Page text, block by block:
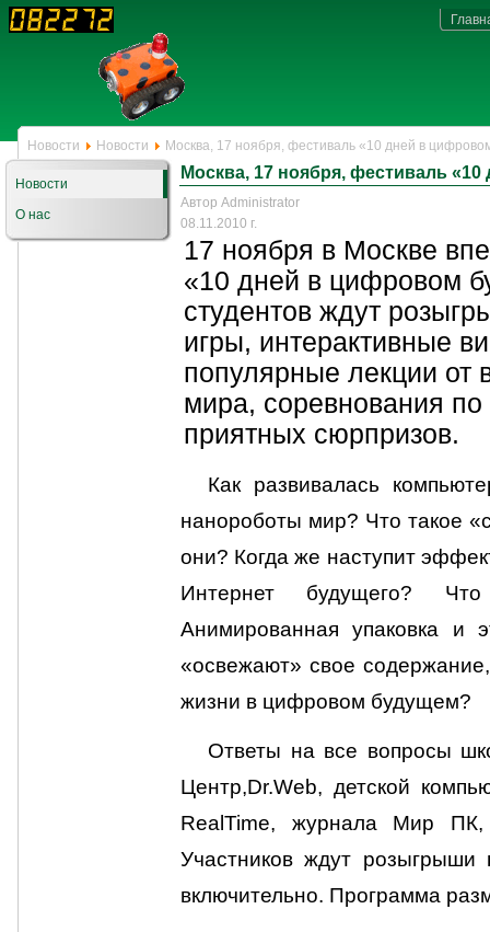
Новости Новости Москва, 17 ноября, фестиваль «10 дней в
Новости
О нас
Москва, 17 ноября, фестиваль
Автор Administrator
08.11.2010 г.
17 ноября в Москве
«10 дней в цифровом
студентов ждут
игры, интерактивные
популярные лекции от
мира, соревнования по
приятных сюрпризов.
Как развивалась
нанороботы мир? Что такое
они? Когда же наступит
Интернет будущего?
Анимированная упаковка и
«освежают» свое
жизни в цифровом будущем?
Ответы на все вопросы
Центр,Dr.Web, детской
RealTime, журнала Мир
Участников ждут
включительно. Программа